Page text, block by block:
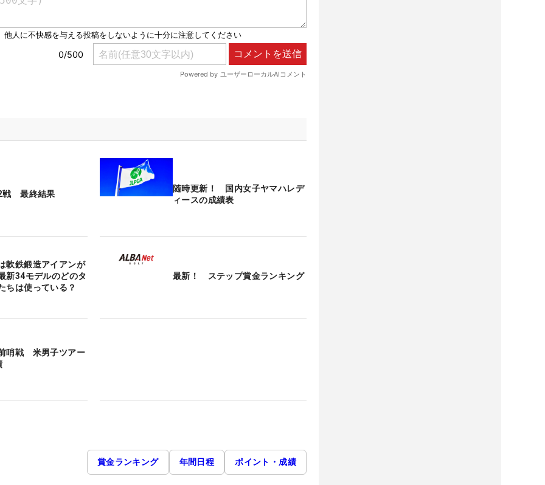
戦 最終結果
随時更新！ 国内女子ヤマハレデ
ィースの成績表
軟鉄鍛造アイアンが
34モデルのどのタ
ちは使っている？
最新！ ステップ賞金ランキング
哨戦 米男子ツアー
賞金ランキング 年間日程 ポイント・成績